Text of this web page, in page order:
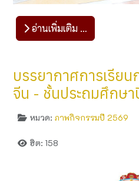
อ่านเพิ่มเติม …
บรรยากาศการเรีย
จีน - ชั้นประถมศึกษ
หมวด: ภาพกิจกรรมปี 2569
ฮิต: 158